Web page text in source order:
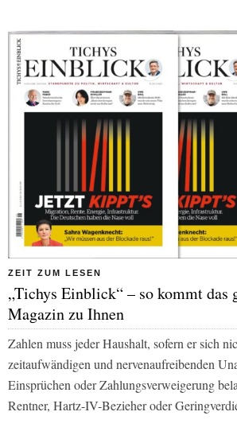
ZEIT ZUM LESEN
„Tichys Einblick“ – so kommt das
Magazin zu Ihnen
Zahlen muss jeder Haushalt, sofern er sich
zeitaufwändigen und nervenaufreibenden
Einsprüchen oder Zahlungsverweigerung
Rentner, Hartz-IV-Bezieher oder